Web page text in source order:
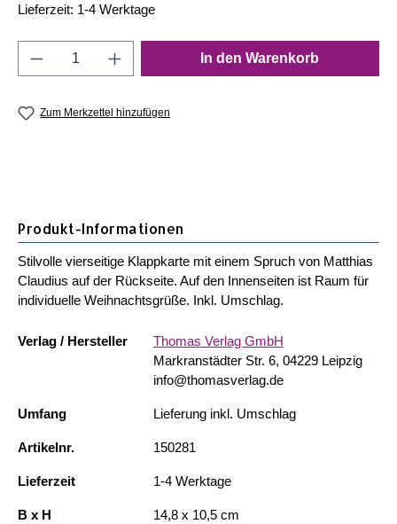
Lieferzeit: 1-4 Werktage
Produkt Anzahl: Gib den gewünschten
In den Warenkorb
Zum Merkzettel hinzufügen
Produkt-Informationen
Verlag / Hersteller
Thomas Verlag GmbH
Markranstädter Str. 6, 04229 Leipzig
info@thomasverlag.de
Umfang Lieferung inkl. Umschlag
Artikelnr. 150281
Lieferzeit 1-4 Werktage
B x H 14,8 x 10,5 cm
Stilvolle vierseitige Klappkarte mit einem Spruch von Matthias
Claudius auf der Rückseite. Auf den Innenseiten ist Raum für
individuelle Weihnachtsgrüße. Inkl. Umschlag.